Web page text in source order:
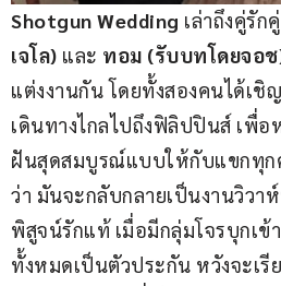
Shotgun Wedding เล่าถึงคู่รัก
เจโล) และ ทอม (รับบทโดยจอ
แต่งงานกัน โดยทั้งสองคนได้เ
เดินทางไกลไปถึงฟิลิปปินส์ เพื่
ฝันสุดสมบูรณ์แบบให้กับแขกทุก
ว่า มันจะกลับกลายเป็นงานวิวา
พิสูจน์รักแท้ เมื่อมีกลุ่มโจรบุกเ
ทั้งหมดเป็นตัวประกัน หวังจะเรี